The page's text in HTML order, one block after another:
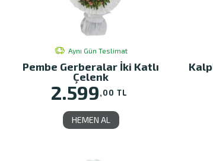
Aynı Gün Teslimat
Pembe Gerberalar İki Katlı
Çelenk
2.599,00 TL
HEMEN AL